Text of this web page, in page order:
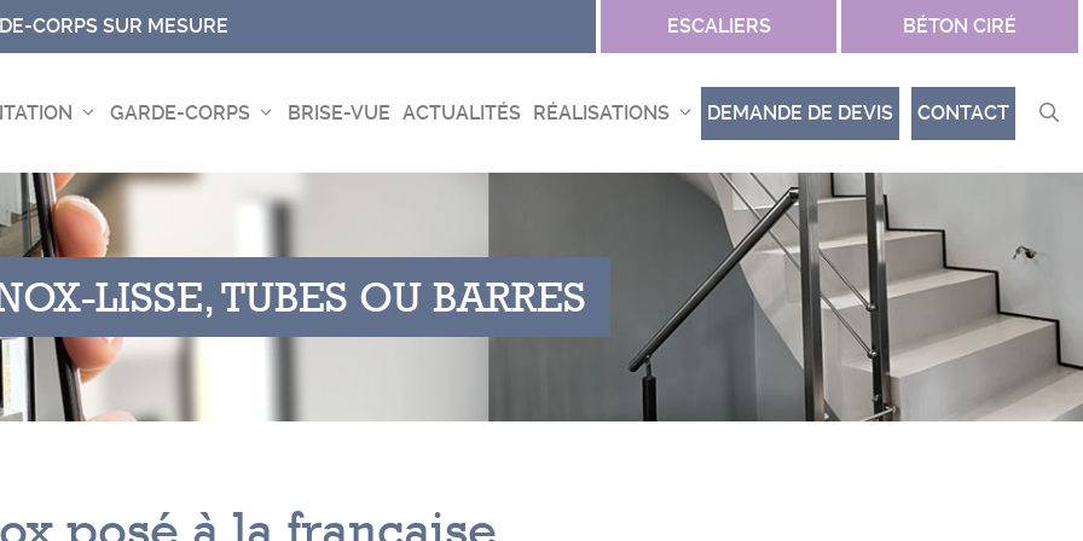
CORPS SUR MESURE ESCALIERS BÉTON CIRÉ
GARDE-CORPS BRISE-VUE ACTUALITÉS RÉALISATIONS DEMANDE DE DEVIS CONTACT
-LISSE, TUBES OU BARRES